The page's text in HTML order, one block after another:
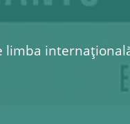
limba